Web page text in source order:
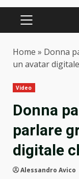
PRIMARY
Home » Donna
un avatar
Video
Donna
parlare
digitale
Alessandro Avico